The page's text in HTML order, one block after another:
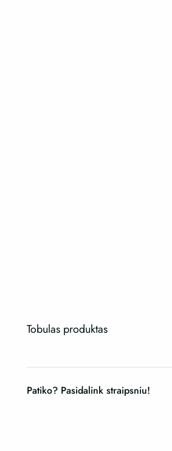
Tobulas produktas
Patiko? Pasidalink straipsniu!